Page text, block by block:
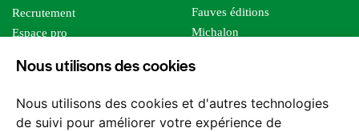
Nous utilisons des cookies
Nous utilisons des cookies et d'autres technologies
de suivi pour améliorer votre expérience de
Recrutement
Espace pro
Foreign rights
Fauves éditions
Michalon
Editions Sutton
Les impliqués